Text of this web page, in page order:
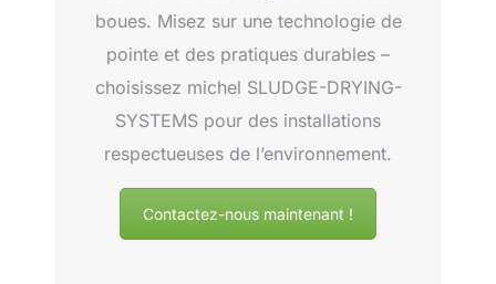
boues. Misez sur une technologie de
pointe et des pratiques durables –
choisissez michel SLUDGE-DRYING-
SYSTEMS pour des installations
respectueuses de l’environnement.
Contactez-nous maintenant !